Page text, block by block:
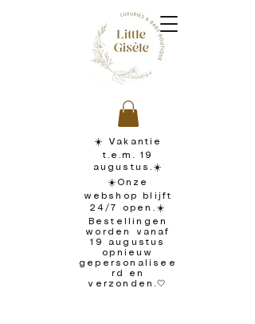
☀️ Vakantie
t.e.m. 19
augustus.☀️
☀️Onze
webshop blijft
24/7 open.☀️
Bestellingen
worden vanaf
19 augustus
opnieuw
gepersonalisee
rd en
verzonden.🤍